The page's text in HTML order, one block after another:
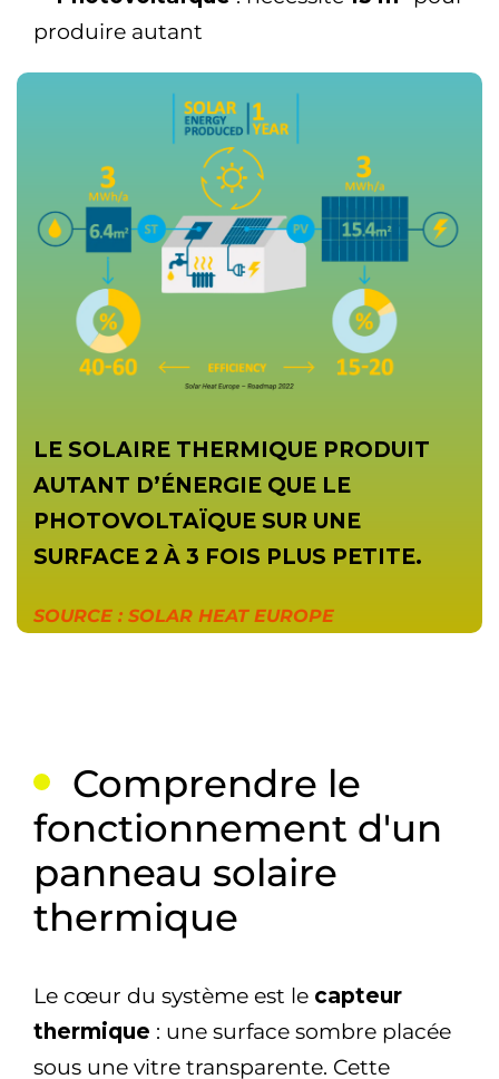
produire autant
LE SOLAIRE THERMIQUE PRODUIT
AUTANT D’ÉNERGIE QUE LE
PHOTOVOLTAÏQUE SUR UNE
SURFACE 2 À 3 FOIS PLUS PETITE.
SOURCE : SOLAR HEAT EUROPE
Comprendre le
fonctionnement d'un
panneau solaire
thermique
Le cœur du système est le capteur
thermique : une surface sombre placée
sous une vitre transparente. Cette